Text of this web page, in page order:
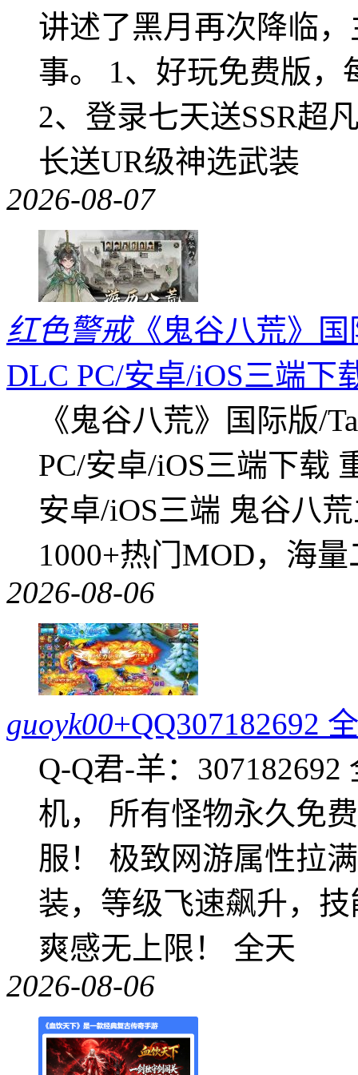
讲述了黑月再次降临
事。 1、好玩免费版，
2、登录七天送SSR超
长送UR级神选武装
2026-08-07
红色警戒《鬼谷八荒》国
DLC PC/安卓/iOS三端下
《鬼谷八荒》国际版/
PC/安卓/iOS三端下载
安卓/iOS三端 鬼谷八
1000+热门MOD，海
2026-08-06
guoyk00+QQ307182692
Q-Q君-羊：
机， 所有怪物永久免
服！ 极致网游属性拉
装，等级飞速飙升，
爽感无上限！ 全天
2026-08-06